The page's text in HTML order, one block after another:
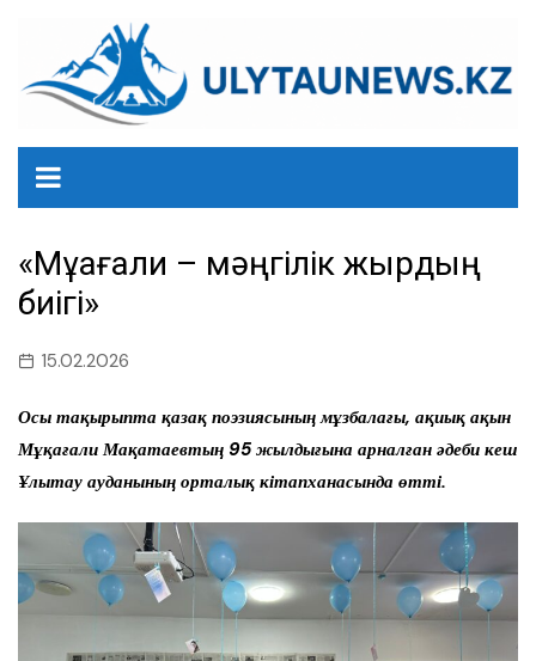
содержанию
«Мұқағали – мәңгілік жырдың
биігі»
15.02.2026
Осы тақырыпта қазақ поэзиясының мұзбалағы, ақиық ақын
Мұқағали Мақатаевтың 95 жылдығына арналған әдеби кеш
Ұлытау ауданының орталық кітапханасында өтті.